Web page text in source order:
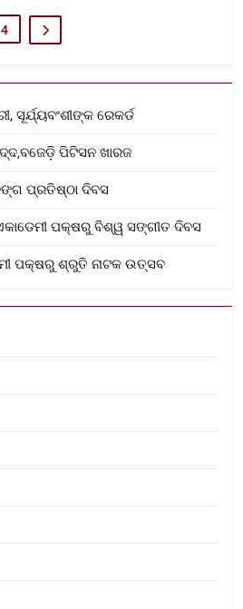
4
ସୂର୍ଯ୍ୟବଂଶୀଙ୍କ ରେକର୍ଡ
ପିଟିସନ ଖାରଜ
ପ୍ରତିଷ୍ଠା ଦିବସ
ପକ୍ଷରୁ ବିଶ୍ୱ ସଙ୍ଗୀତ ଦିବସ
ପକ୍ଷରୁ ଶ୍ରୁତି ନାଟକ ଉତ୍ସବ